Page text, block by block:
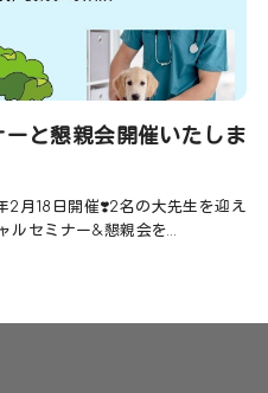
ーと懇親会開催いたしま
2月18日開催❣️2名の大先生を迎え
ルセミナー&懇親会を…